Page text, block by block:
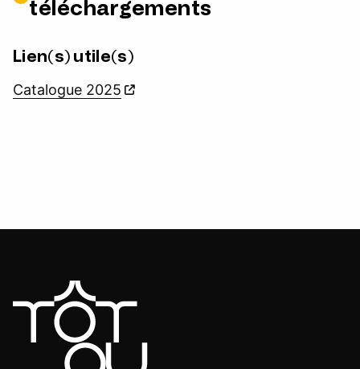
téléchargements
Lien(s) utile(s)
Catalogue 2025